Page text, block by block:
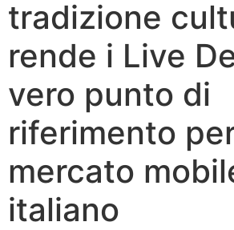
tradizione
rende i Live
vero punto di
riferimento
mercato
italiano